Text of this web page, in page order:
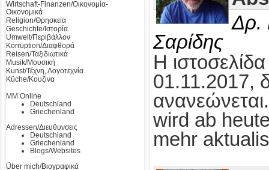
Wirtschaft-Finanzen/Οικονομία-
Οικονομικά
Religion/Θρησκεία
Geschichte/Ιστορία
Umwelt/Περιβάλλον
Korruption/Διαφθορά
Reisen/Ταξιδιωτικά
Musik/Μουσική
Kunst/Τέχνη, Λογοτεχνία
Küche/Κουζίνα
MM Online
Deutschland
Griechenland
Adressen/Διευθυνσεις
Deutschland
Griechenland
Blogs/Websites
Über mich/Βιογραφικά
Δρ.
Σαρίδης
Η
01.11.2017,
wird ab
mehr